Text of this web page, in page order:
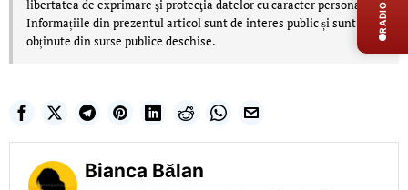
libertatea de exprimare şi protecţia datelor cu caracter personal.
Informațiile din prezentul articol sunt de interes public și sunt
obținute din surse publice deschise.
Bianca Bălan